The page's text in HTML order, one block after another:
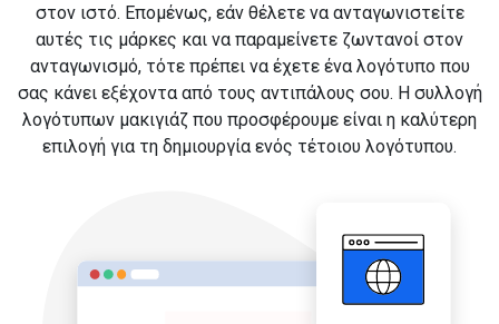
στον ιστό. Επομένως, εάν θέλετε να ανταγωνιστείτε
αυτές τις μάρκες και να παραμείνετε ζωντανοί στον
ανταγωνισμό, τότε πρέπει να έχετε ένα λογότυπο που
σας κάνει εξέχοντα από τους αντιπάλους σου. Η συλλογή
λογότυπων μακιγιάζ που προσφέρουμε είναι η καλύτερη
επιλογή για τη δημιουργία ενός τέτοιου λογότυπου.